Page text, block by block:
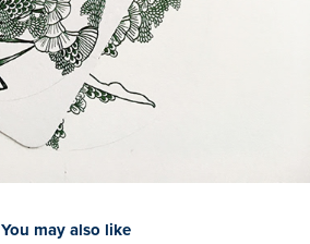
You may also like